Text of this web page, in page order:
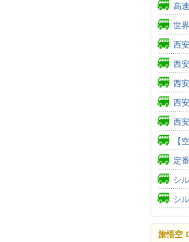
高
世
西
西
西
西
西
【
定
シ
シ
旅悟空